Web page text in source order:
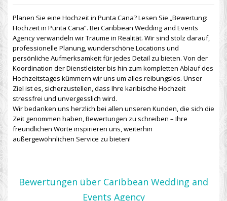
Planen Sie eine Hochzeit in Punta Cana? Lesen Sie „Bewertung:
Hochzeit in Punta Cana“. Bei Caribbean Wedding and Events
Agency verwandeln wir Träume in Realität. Wir sind stolz darauf,
professionelle Planung, wunderschöne Locations und
persönliche Aufmerksamkeit für jedes Detail zu bieten. Von der
Koordination der Dienstleister bis hin zum kompletten Ablauf des
Hochzeitstages kümmern wir uns um alles reibungslos. Unser
Ziel ist es, sicherzustellen, dass Ihre karibische Hochzeit
stressfrei und unvergesslich wird.
Wir bedanken uns herzlich bei allen unseren Kunden, die sich die
Zeit genommen haben, Bewertungen zu schreiben – Ihre
freundlichen Worte inspirieren uns, weiterhin
außergewöhnlichen Service zu bieten!
Bewertungen über Caribbean Wedding and
Events Agency